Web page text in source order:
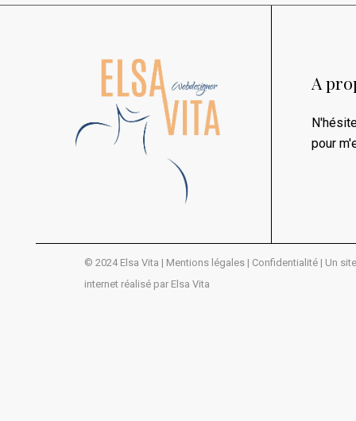
A
pour
© 2024 Elsa Vita | Mentions légales | Confidentialité | Un site
internet réalisé par Elsa Vita